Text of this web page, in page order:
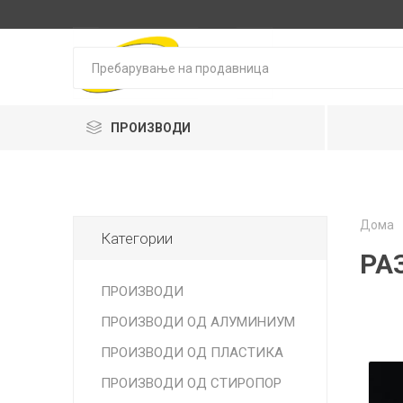
ПРОИЗВОДИ
ПРОИЗВОДИ ОД КАРТОН
Дома
Категории
ПРОИЗВОДИ
ПРОИЗВОДИ ОД АЛУМИНИУМ
ПРОИЗВОДИ ОД ПЛАСТИКА
ПРОИЗВОДИ ОД СТИРОПОР